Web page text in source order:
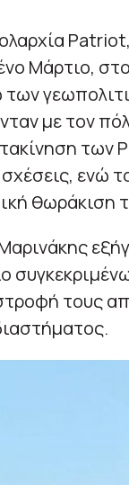
Μάρτιο,
με τον
των
ενώ
θωράκιση
τους